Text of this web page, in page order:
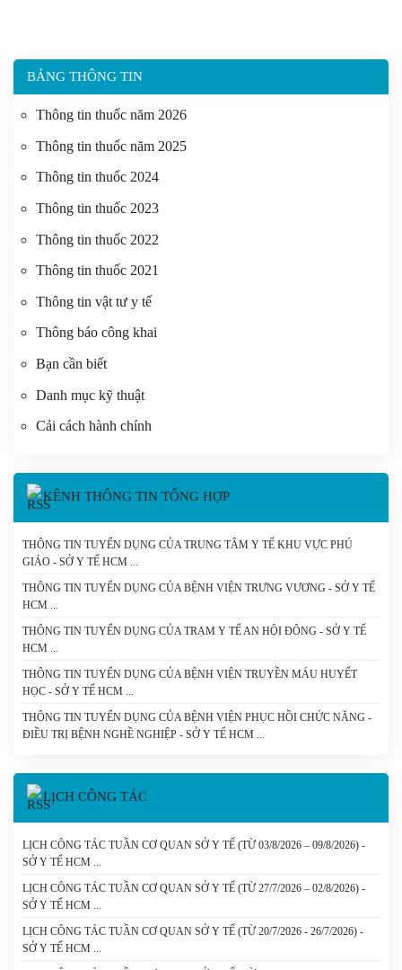
BẢNG THÔNG TIN
Thông tin thuốc năm 2026
Thông tin thuốc năm 2025
Thông tin thuốc 2024
Thông tin thuốc 2023
Thông tin thuốc 2022
Thông tin thuốc 2021
Thông tin vật tư y tế
Thông báo công khai
Bạn cần biết
Danh mục kỹ thuật
Cải cách hành chính
KÊNH THÔNG TIN TỔNG HỢP
THÔNG TIN TUYỂN DỤNG CỦA TRUNG TÂM Y TẾ KHU VỰC PHÚ
GIÁO - SỞ Y TẾ HCM
THÔNG TIN TUYỂN DỤNG CỦA BỆNH VIỆN TRƯNG VƯƠNG - SỞ Y TẾ
HCM
THÔNG TIN TUYỂN DỤNG CỦA TRẠM Y TẾ AN HỘI ĐÔNG - SỞ Y TẾ
HCM
THÔNG TIN TUYỂN DỤNG CỦA BỆNH VIỆN TRUYỀN MÁU HUYẾT
HỌC - SỞ Y TẾ HCM
THÔNG TIN TUYỂN DỤNG CỦA BỆNH VIỆN PHỤC HỒI CHỨC NĂNG -
ĐIỀU TRỊ BỆNH NGHỀ NGHIỆP - SỞ Y TẾ HCM
LỊCH CÔNG TÁC
LỊCH CÔNG TÁC TUẦN CƠ QUAN SỞ Y TẾ (TỪ 03/8/2026 – 09/8/2026) -
SỞ Y TẾ HCM
LỊCH CÔNG TÁC TUẦN CƠ QUAN SỞ Y TẾ (TỪ 27/7/2026 – 02/8/2026) -
SỞ Y TẾ HCM
LỊCH CÔNG TÁC TUẦN CƠ QUAN SỞ Y TẾ (TỪ 20/7/2026 - 26/7/2026) -
SỞ Y TẾ HCM